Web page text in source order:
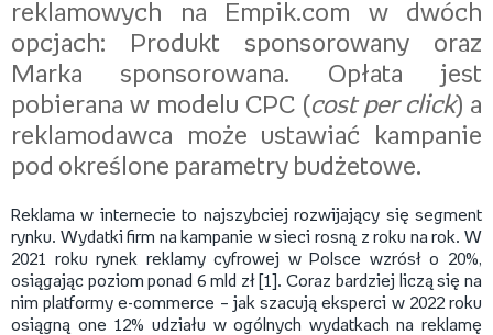
reklamowych na Empik.com w dwóch
opcjach: Produkt sponsorowany oraz
Marka sponsorowana. Opłata jest
pobierana w modelu CPC (cost per click) a
reklamodawca może ustawiać kampanie
pod określone parametry budżetowe.
Reklama w internecie to najszybciej rozwijający się segment
rynku. Wydatki firm na kampanie w sieci rosną z roku na rok. W
2021 roku rynek reklamy cyfrowej w Polsce wzrósł o 20%,
osiągając poziom ponad 6 mld zł [1]. Coraz bardziej liczą się na
nim platformy e-commerce – jak szacują eksperci w 2022 roku
osiągną one 12% udziału w ogólnych wydatkach na reklamę